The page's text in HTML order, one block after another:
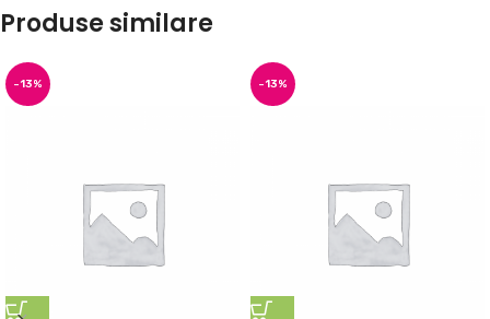
Produse similare
-13% -13%